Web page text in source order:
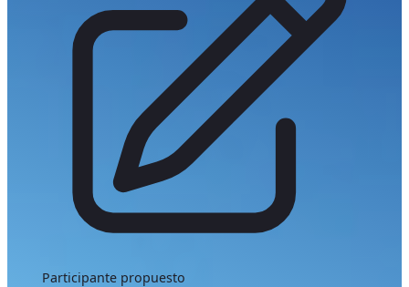
Participante propuesto